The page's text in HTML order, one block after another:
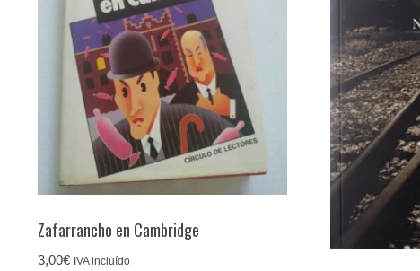
Zafarrancho en Cambridge
3,00€ IVA incluído